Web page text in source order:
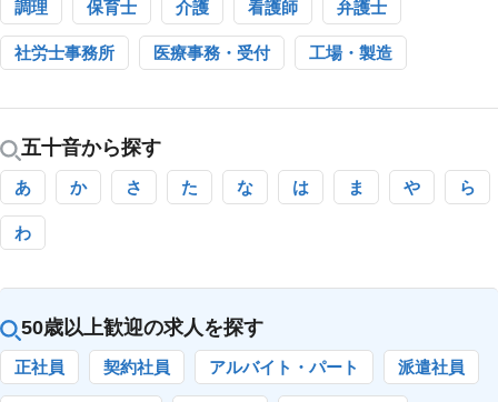
調理 保育士 介護 看護師 弁護士
社労士事務所 医療事務・受付 工場・製造
五十音から探す
あ か さ た な は ま や ら
わ
50歳以上歓迎の求人を探す
正社員 契約社員 アルバイト・パート 派遣社員